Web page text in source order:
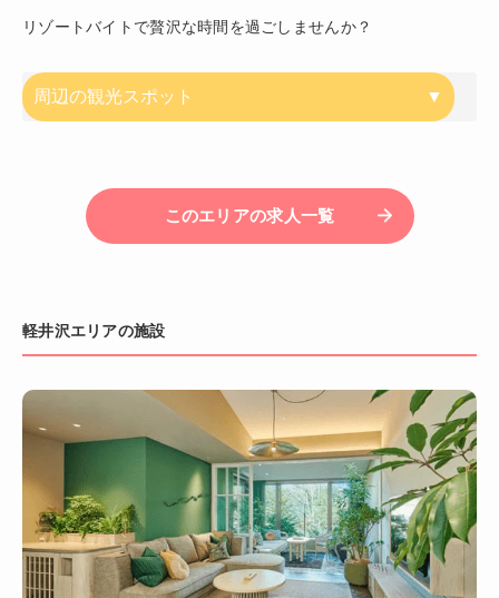
リゾートバイトで贅沢な時間を過ごしませんか？
周辺の観光スポット
このエリアの求人一覧
軽井沢エリアの施設